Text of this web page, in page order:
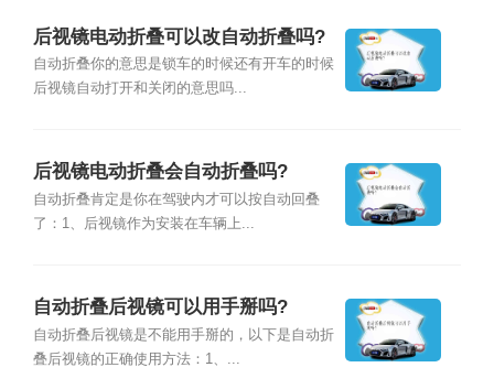
后视镜电动折叠可以改自动折叠吗?
自动折叠你的意思是锁车的时候还有开车的时候
后视镜自动打开和关闭的意思吗...
后视镜电动折叠会自动折叠吗?
自动折叠肯定是你在驾驶内才可以按自动回叠
了：1、后视镜作为安装在车辆上...
自动折叠后视镜可以用手掰吗?
自动折叠后视镜是不能用手掰的，以下是自动折
叠后视镜的正确使用方法：1、...